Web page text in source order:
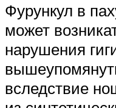
Фурункул в
может
нарушения
вследствие